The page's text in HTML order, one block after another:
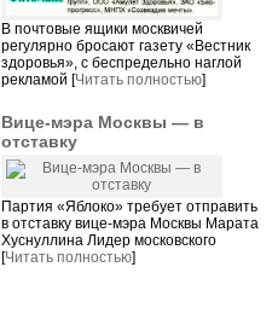
В почтовые ящики москвичей
регулярно бросают газету «Вестник
здоровья», с беспредельно наглой
рекламой [Читать полностью]
Вице-мэра Москвы — в
отставку
Партия «Яблоко» требует отправить
в отставку вице-мэра Москвы Марата
Хуснуллина Лидер московского
[Читать полностью]